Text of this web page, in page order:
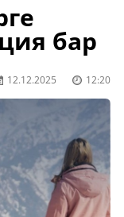
бар
12.12.2025 12:20